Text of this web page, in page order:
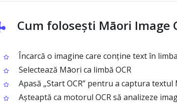
Cum folosești Māori Image
Încarcă o imagine care conține text în limba
Selectează Māori ca limbă OCR
Apasă „Start OCR” pentru a captura
Așteaptă ca motorul OCR să analizeze